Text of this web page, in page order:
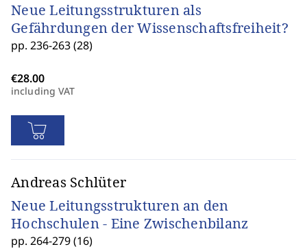
Neue Leitungsstrukturen als
Gefährdungen der Wissenschaftsfreiheit?
pp. 236-263 (28)
including VAT
Andreas Schlüter
Neue Leitungsstrukturen an den
Hochschulen - Eine Zwischenbilanz
pp. 264-279 (16)